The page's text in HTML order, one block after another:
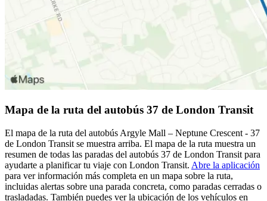
Mapa de la ruta del autobús 37 de London Transit
El mapa de la ruta del autobús Argyle Mall – Neptune Crescent - 37
de London Transit se muestra arriba. El mapa de la ruta muestra un
resumen de todas las paradas del autobús 37 de London Transit para
ayudarte a planificar tu viaje con London Transit. Abre la aplicación
para ver información más completa en un mapa sobre la ruta,
incluidas alertas sobre una parada concreta, como paradas cerradas o
trasladadas. También puedes ver la ubicación de los vehículos en